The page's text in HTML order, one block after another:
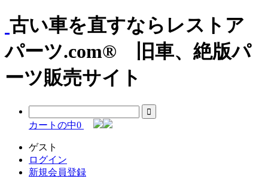
古い車を直すならレストア
パーツ.com® 旧車、絶版パ
ーツ販売サイト
カートの中0
ゲスト
ログイン
新規会員登録